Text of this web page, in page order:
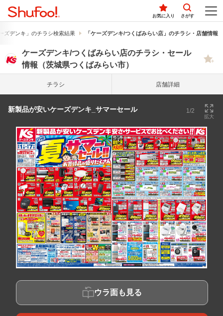
お気に入り さがす
ズデンキ」のチラシ検索結果 「ケーズデンキ/つくばみらい店」のチラシ・店舗情報
ケーズデンキ/つくばみらい店のチラシ・セール
情報（茨城県つくばみらい市）
チラシ 店舗詳細
新製品が安いケーズデンキ_サマーセール 1/2
拡大
ウラ面も見る